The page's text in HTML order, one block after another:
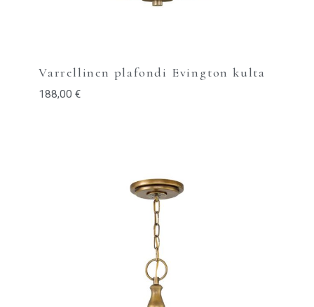
Varrellinen plafondi Evington kulta
188,00 €